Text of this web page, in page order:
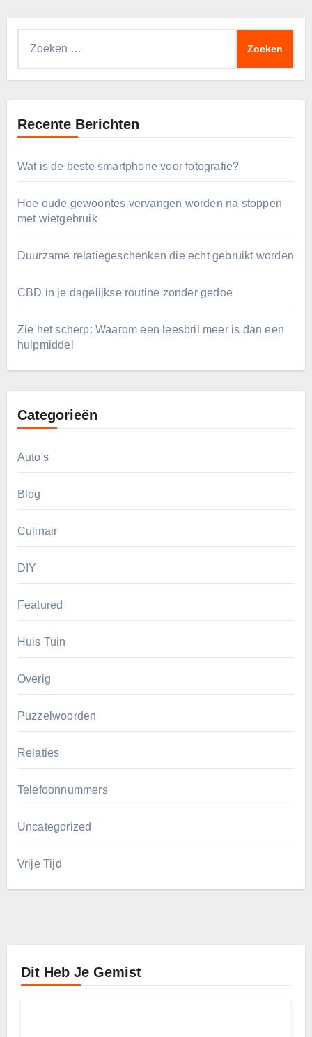
Recente Berichten
Wat is de beste smartphone voor fotografie?
Hoe oude gewoontes vervangen worden na stoppen
met wietgebruik
Duurzame relatiegeschenken die echt gebruikt worden
CBD in je dagelijkse routine zonder gedoe
Zie het scherp: Waarom een leesbril meer is dan een
hulpmiddel
Categorieën
Auto's
Blog
Culinair
DIY
Featured
Huis Tuin
Overig
Puzzelwoorden
Relaties
Telefoonnummers
Uncategorized
Vrije Tijd
Dit Heb Je Gemist